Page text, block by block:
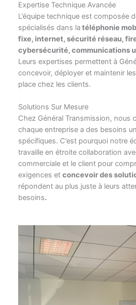
Expertise Technique Avancée
L’équipe technique est composée
spécialisés dans la téléphonie
fixe, internet, sécurité réseau,
cybersécurité, communications
Leurs expertises permettent à
concevoir, déployer et maintenir
place chez les clients.
Solutions Sur Mesure
Chez Général Transmission, nous
chaque entreprise a des besoins
spécifiques. C’est pourquoi notre
travaille en étroite collaboration
commerciale et le client pour
exigences et concevoir des
répondent au plus juste à leurs
besoins.